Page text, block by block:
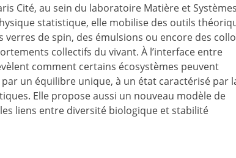
Cité, au sein du laboratoire Matière et Systèmes
statistique, elle mobilise des outils
de spin, des émulsions ou encore des
collectifs du vivant. À l’interface entre
comment certains écosystèmes peuvent
un équilibre unique, à un état caractérisé par
Elle propose aussi un nouveau modèle de
liens entre diversité biologique et stabilité